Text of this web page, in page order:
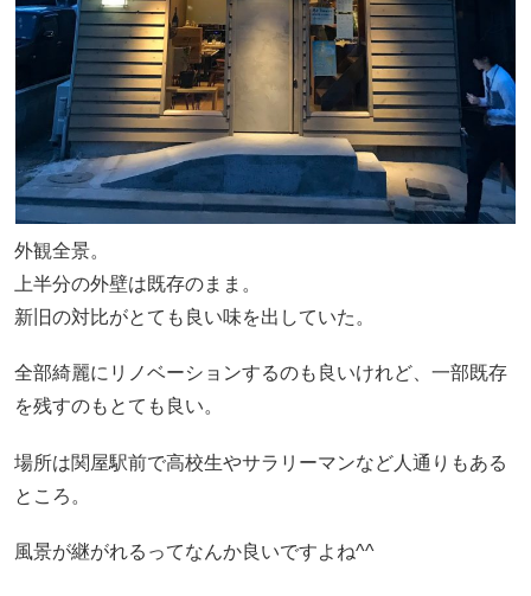
外観全景。
上半分の外壁は既存のまま。
新旧の対比がとても良い味を出していた。
全部綺麗にリノベーションするのも良いけれど、一部既存
を残すのもとても良い。
場所は関屋駅前で高校生やサラリーマンなど人通りもある
ところ。
風景が継がれるってなんか良いですよね^^